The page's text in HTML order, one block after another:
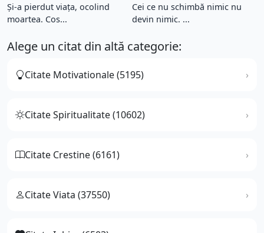
Și-a pierdut viața, ocolind
moartea. Cos...
Cei ce nu schimbă nimic nu
devin nimic. ...
Alege un citat din altă categorie:
Citate Motivationale (5195)
Citate Spiritualitate (10602)
Citate Crestine (6161)
Citate Viata (37550)